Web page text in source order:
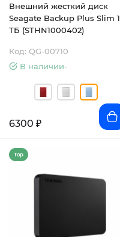
Внешний жесткий диск
Seagate Backup Plus Slim 1
ТБ (STHN1000402)
Код: QG-00710
В наличии-
6300 ₽
Top